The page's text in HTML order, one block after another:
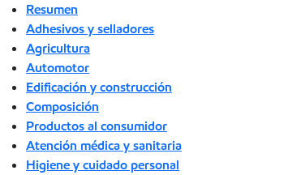
Resumen
Adhesivos y selladores
Agricultura
Automotor
Edificación y construcción
Composición
Productos al consumidor
Atención médica y sanitaria
Higiene y cuidado personal